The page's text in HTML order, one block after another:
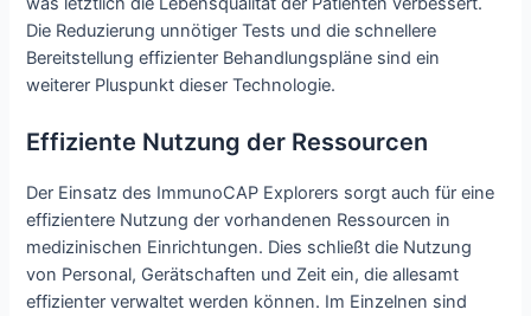
Die Reduzierung unnötiger Tests und die schnellere
Bereitstellung effizienter Behandlungspläne sind ein
weiterer Pluspunkt dieser Technologie.
Effiziente Nutzung der Ressourcen
Der Einsatz des ImmunoCAP Explorers sorgt auch für eine
effizientere Nutzung der vorhandenen Ressourcen in
medizinischen Einrichtungen. Dies schließt die Nutzung
von Personal, Gerätschaften und Zeit ein, die allesamt
effizienter verwaltet werden können. Im Einzelnen sind